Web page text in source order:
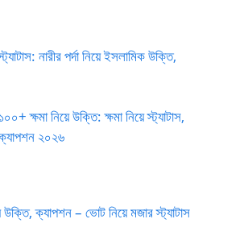
নারীর পর্দা নিয়ে ইসলামিক উক্তি,
১০০+ ক্ষমা নিয়ে উক্তি: ক্ষমা নিয়ে স্ট্যাটাস,
২০২৬
ক্যাপশন – ভোট নিয়ে মজার স্ট্যাটাস